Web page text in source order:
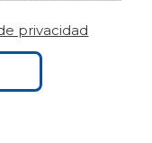
de Datos de Carácter
así como del
domiciliada en AVDA.
privacidad